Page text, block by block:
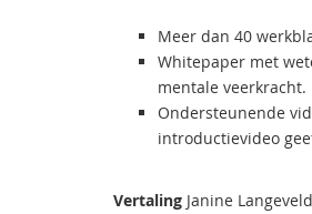
Meer dan 40
​Whitepaper met
mentale veerkracht.
Ondersteunende
introductievideo
Vertaling Janine